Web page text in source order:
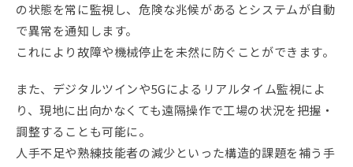
の状態を常に監視し、危険な兆候があるとシステムが自動
で異常を通知します。
これにより故障や機械停止を未然に防ぐことができます。
また、デジタルツインや5Gによるリアルタイム監視によ
り、現地に出向かなくても遠隔操作で工場の状況を把握・
調整することも可能に。
人手不足や熟練技能者の減少といった構造的課題を補う手